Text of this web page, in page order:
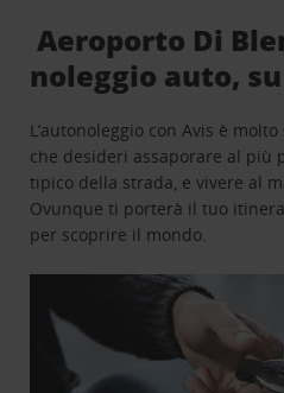
Aeroporto Di
noleggio auto,
L’autonoleggio con Avis è
che desideri assaporare al più
tipico della strada, e vivere al
Ovunque ti porterà il tuo
per scoprire il mondo.